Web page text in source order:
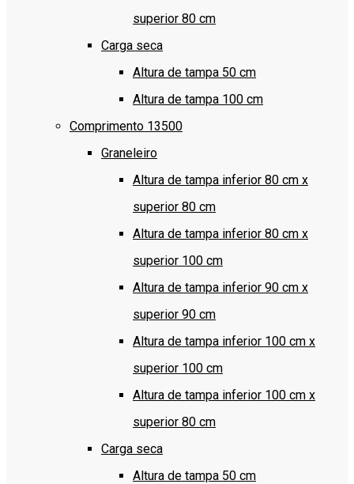
superior 80 cm
Carga seca
Altura de tampa 50 cm
Altura de tampa 100 cm
Comprimento 13500
Graneleiro
Altura de tampa inferior 80 cm x
superior 80 cm
Altura de tampa inferior 80 cm x
superior 100 cm
Altura de tampa inferior 90 cm x
superior 90 cm
Altura de tampa inferior 100 cm x
superior 100 cm
Altura de tampa inferior 100 cm x
superior 80 cm
Carga seca
Altura de tampa 50 cm